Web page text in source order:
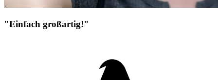
"Einfach großartig!"